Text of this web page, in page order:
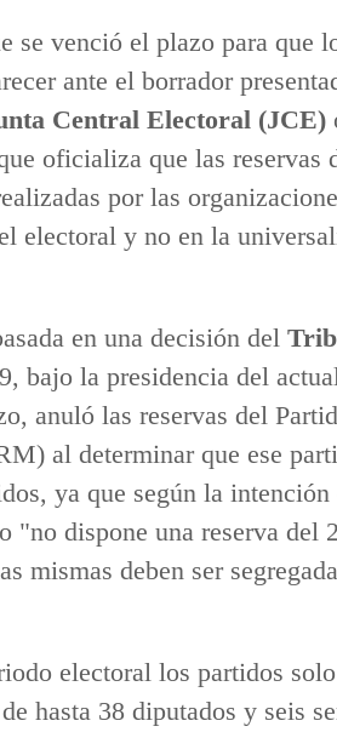
se venció el plazo para que
ante el borrador
Central Electoral (JCE)
oficializa que las reservas
por las
electoral y no en la
en una decisión del
bajo la presidencia del
anuló las reservas del
al determinar que ese
ya que según la intención
"no dispone una reserva del
mismas deben ser
electoral los partidos
hasta 38 diputados y seis